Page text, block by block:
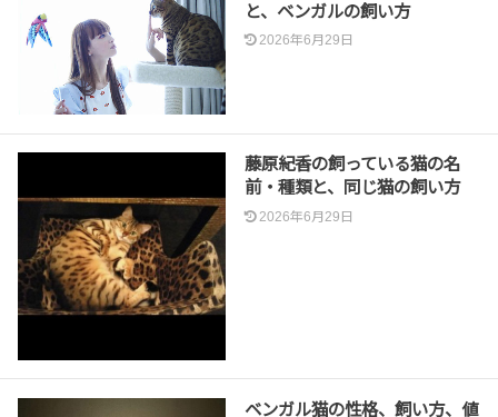
と、ベンガルの飼い方
2026年6月29日
藤原紀香の飼っている猫の名
前・種類と、同じ猫の飼い方
2026年6月29日
ベンガル猫の性格、飼い方、値